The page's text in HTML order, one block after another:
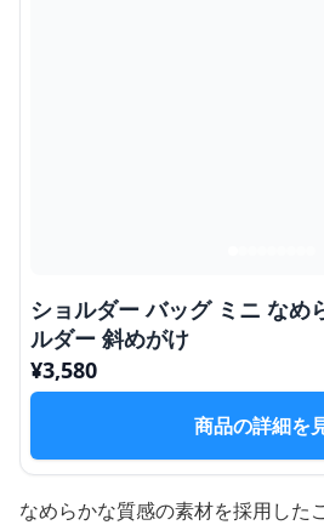
ショルダー バッグ ミニ なめ
ルダー 斜めがけ
¥3,580
商品の詳細を
なめらかな質感の素材を採用した